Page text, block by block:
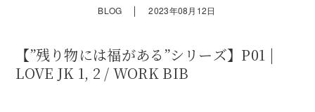
BLOG ｜ 2023年08月12日
【”残り物には福がある”シリーズ】P01 |
LOVE JK 1, 2 / WORK BIB